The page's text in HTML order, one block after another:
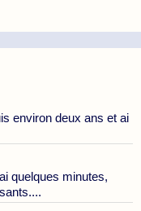
environ deux ans et ai
quelques minutes,